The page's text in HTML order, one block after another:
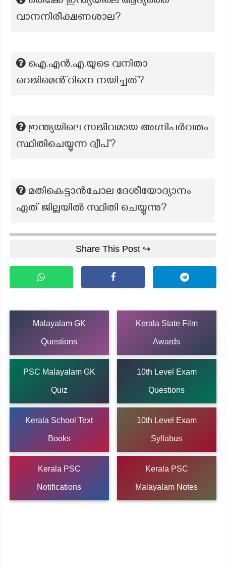
വാനനിരീക്ഷണശാല?
ഐ.എൻ.എ.യുടെ വനിതാ
റെജിമെൻ്റിനെ നയിച്ചത്?
ഇന്ത്യയിലെ സജീവമായ അഗ്നിപർവതം
സ്ഥിതിചെയ്യുന്ന ദ്വീപ്?
മതികെട്ടാൻചോല ദേശീയോദ്യാനം
ഏത് ജില്ലയിൽ സ്ഥിതി ചെയ്യുന്നു?
Share This Post ↪
Malayalam GK
Questions
Kerala State Film
Awards
PSC Malayalam GK
Quiz
10th Level Exam
Questions
Kerala School Text
Books
10th Level Exam
Syllabus
Kerala PSC
Notifications
Kerala PSC
Malayalam Notes